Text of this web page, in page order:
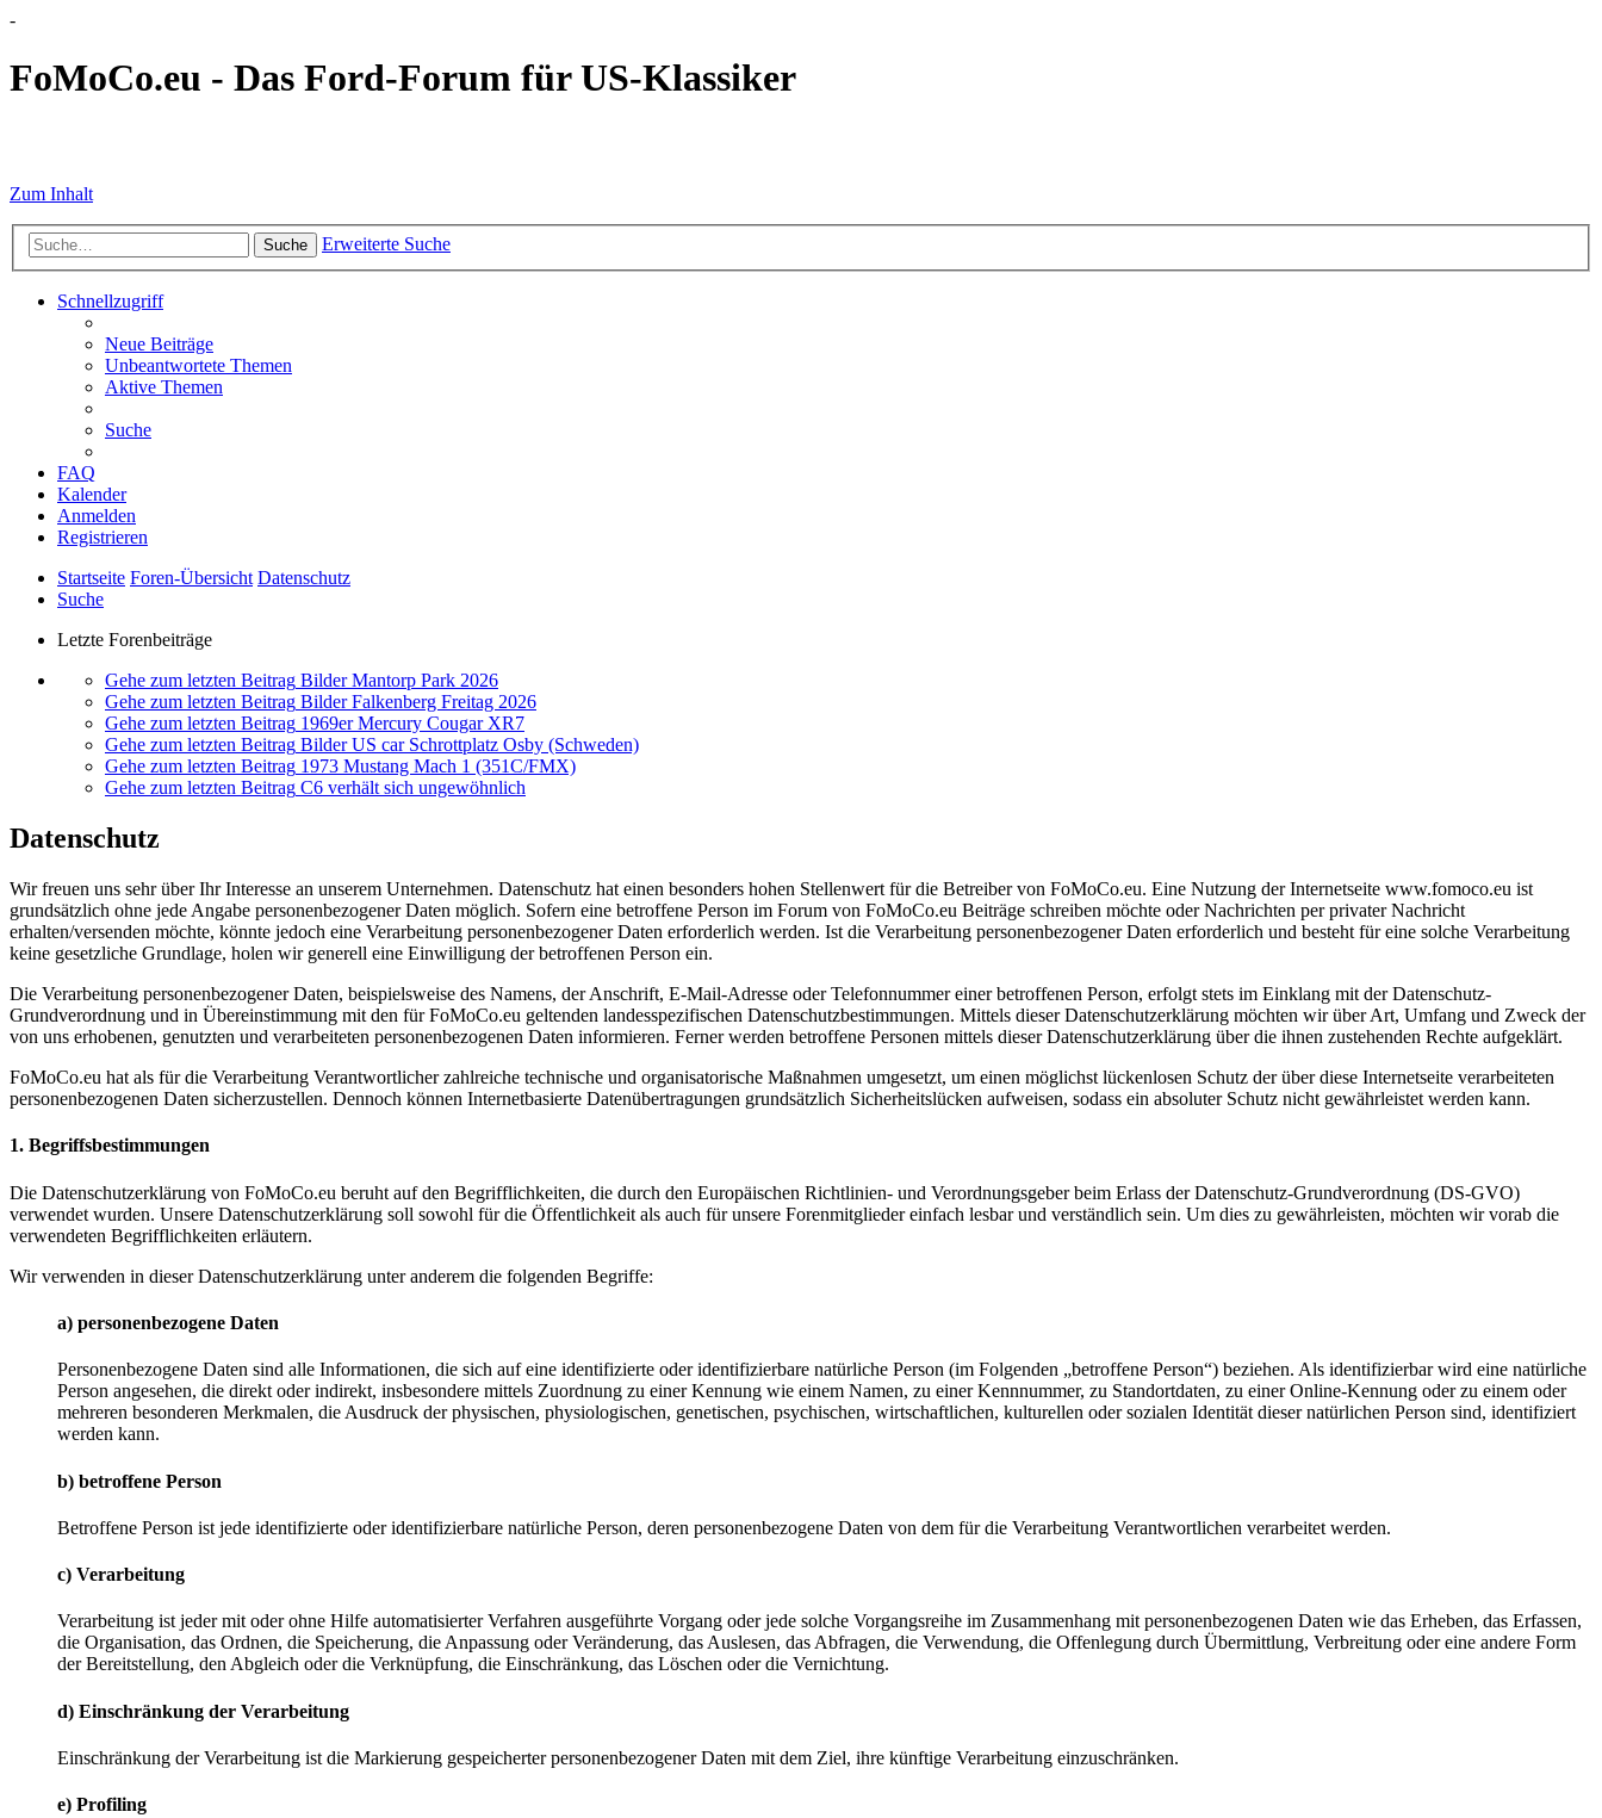
-
FoMoCo.eu - Das Ford-Forum für US-Klassiker
Zum Inhalt
Suche Erweiterte Suche
Schnellzugriff
Neue Beiträge
Unbeantwortete Themen
Aktive Themen
Suche
FAQ
Kalender
Anmelden
Registrieren
Startseite Foren-Übersicht Datenschutz
Suche
Letzte Forenbeiträge
Gehe zum letzten Beitrag Bilder Mantorp Park 2026
Gehe zum letzten Beitrag Bilder Falkenberg Freitag 2026
Gehe zum letzten Beitrag 1969er Mercury Cougar XR7
Gehe zum letzten Beitrag Bilder US car Schrottplatz Osby (Schweden)
Gehe zum letzten Beitrag 1973 Mustang Mach 1 (351C/FMX)
Gehe zum letzten Beitrag C6 verhält sich ungewöhnlich
Datenschutz
Wir freuen uns sehr über Ihr Interesse an unserem Unternehmen. Datenschutz hat einen besonders hohen Stellenwert für die Betreiber von FoMoCo.eu. Eine Nutzung der Internetseite www.fomoco.eu ist
grundsätzlich ohne jede Angabe personenbezogener Daten möglich. Sofern eine betroffene Person im Forum von FoMoCo.eu Beiträge schreiben möchte oder Nachrichten per privater Nachricht
erhalten/versenden möchte, könnte jedoch eine Verarbeitung personenbezogener Daten erforderlich werden. Ist die Verarbeitung personenbezogener Daten erforderlich und besteht für eine solche Verarbeitung
keine gesetzliche Grundlage, holen wir generell eine Einwilligung der betroffenen Person ein.
Die Verarbeitung personenbezogener Daten, beispielsweise des Namens, der Anschrift, E-Mail-Adresse oder Telefonnummer einer betroffenen Person, erfolgt stets im Einklang mit der Datenschutz-
Grundverordnung und in Übereinstimmung mit den für FoMoCo.eu geltenden landesspezifischen Datenschutzbestimmungen. Mittels dieser Datenschutzerklärung möchten wir über Art, Umfang und Zweck der
von uns erhobenen, genutzten und verarbeiteten personenbezogenen Daten informieren. Ferner werden betroffene Personen mittels dieser Datenschutzerklärung über die ihnen zustehenden Rechte aufgeklärt.
FoMoCo.eu hat als für die Verarbeitung Verantwortlicher zahlreiche technische und organisatorische Maßnahmen umgesetzt, um einen möglichst lückenlosen Schutz der über diese Internetseite verarbeiteten
personenbezogenen Daten sicherzustellen. Dennoch können Internetbasierte Datenübertragungen grundsätzlich Sicherheitslücken aufweisen, sodass ein absoluter Schutz nicht gewährleistet werden kann.
1. Begriffsbestimmungen
Die Datenschutzerklärung von FoMoCo.eu beruht auf den Begrifflichkeiten, die durch den Europäischen Richtlinien- und Verordnungsgeber beim Erlass der Datenschutz-Grundverordnung (DS-GVO)
verwendet wurden. Unsere Datenschutzerklärung soll sowohl für die Öffentlichkeit als auch für unsere Forenmitglieder einfach lesbar und verständlich sein. Um dies zu gewährleisten, möchten wir vorab die
verwendeten Begrifflichkeiten erläutern.
Wir verwenden in dieser Datenschutzerklärung unter anderem die folgenden Begriffe:
a) personenbezogene Daten
Personenbezogene Daten sind alle Informationen, die sich auf eine identifizierte oder identifizierbare natürliche Person (im Folgenden „betroffene Person“) beziehen. Als identifizierbar wird eine natürliche
Person angesehen, die direkt oder indirekt, insbesondere mittels Zuordnung zu einer Kennung wie einem Namen, zu einer Kennnummer, zu Standortdaten, zu einer Online-Kennung oder zu einem oder
mehreren besonderen Merkmalen, die Ausdruck der physischen, physiologischen, genetischen, psychischen, wirtschaftlichen, kulturellen oder sozialen Identität dieser natürlichen Person sind, identifiziert
werden kann.
b) betroffene Person
Betroffene Person ist jede identifizierte oder identifizierbare natürliche Person, deren personenbezogene Daten von dem für die Verarbeitung Verantwortlichen verarbeitet werden.
c) Verarbeitung
Verarbeitung ist jeder mit oder ohne Hilfe automatisierter Verfahren ausgeführte Vorgang oder jede solche Vorgangsreihe im Zusammenhang mit personenbezogenen Daten wie das Erheben, das Erfassen,
die Organisation, das Ordnen, die Speicherung, die Anpassung oder Veränderung, das Auslesen, das Abfragen, die Verwendung, die Offenlegung durch Übermittlung, Verbreitung oder eine andere Form
der Bereitstellung, den Abgleich oder die Verknüpfung, die Einschränkung, das Löschen oder die Vernichtung.
d) Einschränkung der Verarbeitung
Einschränkung der Verarbeitung ist die Markierung gespeicherter personenbezogener Daten mit dem Ziel, ihre künftige Verarbeitung einzuschränken.
e) Profiling